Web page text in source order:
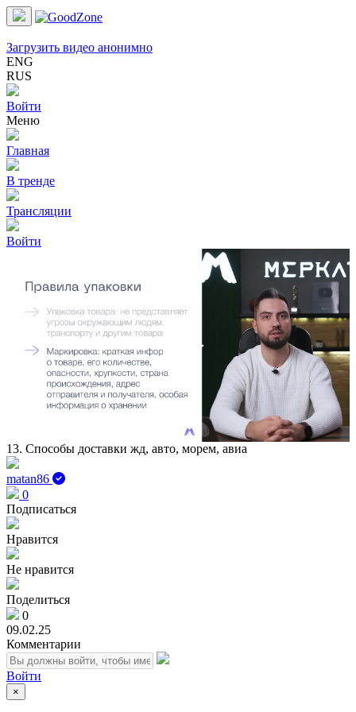
Загрузить видео анонимно
ENG
RUS
Войти
Меню
Главная
В тренде
Трансляции
Войти
Play
13. Способы доставки жд, авто, морем, авиа
matan86
0
Подписаться
Нравится
Не нравится
Поделиться
0
09.02.25
Комментарии
Войти
×